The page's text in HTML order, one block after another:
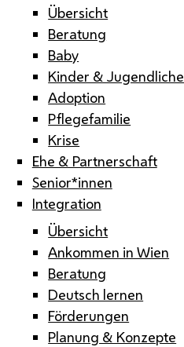
Übersicht
Beratung
Baby
Kinder & Jugendliche
Adoption
Pflegefamilie
Krise
Ehe & Partnerschaft
Senior*innen
Integration
Übersicht
Ankommen in Wien
Beratung
Deutsch lernen
Förderungen
Planung & Konzepte